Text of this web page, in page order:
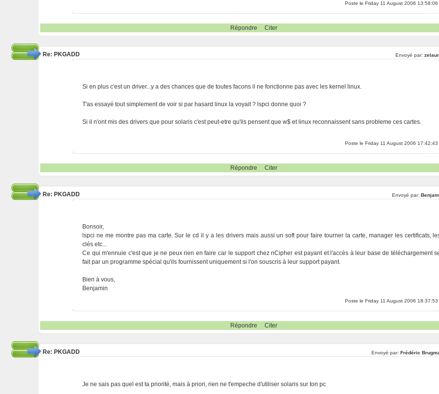
Poste le Friday 11 August 2006 13:58:06
Répondre Citer
Re: PKGADD Envoyé par:
Si en plus c'est un driver...y a des chances que de toutes facons il ne fonctionne pas avec les kernel linux.
T'as essayé tout simplement de voir si par hasard linux la voyait ? lspci donne quoi ?
Si il n'ont mis des drivers que pour solaris c'est peut-etre qu'ils pensent que w$ et linux reconnaissent sans probleme ces cartes.
Poste le Friday 11 August 2006 17:42:43
Répondre Citer
Re: PKGADD Envoyé par:
Bonsoir,
lspci ne me montre pas ma carte. Sur le cd il y a les drivers mais aussi un soft pour faire tourner la carte, manager les certificats,
clés etc...
Ce qui m'ennuie c'est que je ne peux rien en faire car le support chez nCipher est payant et l'accès à leur base de téléchargement
fait par un programme spécial qu'ils fournissent uniquement si l'on souscris à leur support payant.
Bien à vous,
Benjamin
Poste le Friday 11 August 2006 18:37:53
Répondre Citer
Re: PKGADD Envoyé par: Frédéric
Je ne sais pas quel est ta priorité, mais à priori, rien ne t'empeche d'utiliser solaris sur ton pc